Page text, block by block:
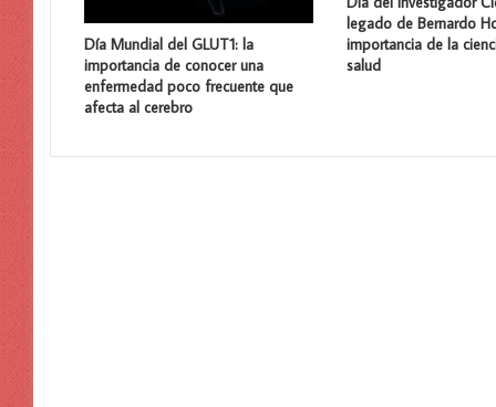
Día Mundial del GLUT1: la
importancia de conocer una
enfermedad poco frecuente que
afecta al cerebro
legado de Bernardo
importancia de la
salud